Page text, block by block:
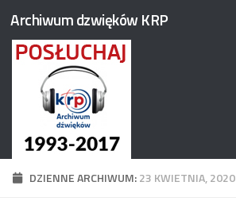
Przejdź do treści
Archiwum dzwięków KRP
DZIENNE ARCHIWUM:23 KWIETNIA, 2020